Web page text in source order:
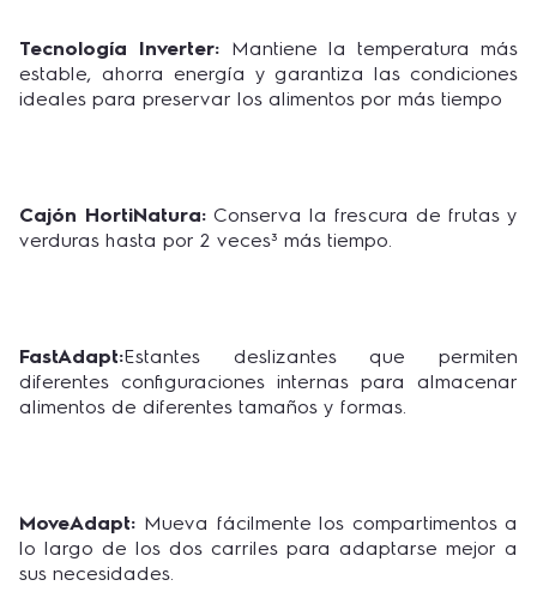
Tecnología Inverter: Mantiene la temperatura más
estable, ahorra energía y garantiza las condiciones
ideales para preservar los alimentos por más tiempo
Cajón HortiNatura: Conserva la frescura de frutas y
verduras hasta por 2 veces³ más tiempo.
FastAdapt:Estantes deslizantes que permiten
diferentes configuraciones internas para almacenar
alimentos de diferentes tamaños y formas.
MoveAdapt: Mueva fácilmente los compartimentos a
lo largo de los dos carriles para adaptarse mejor a
sus necesidades.